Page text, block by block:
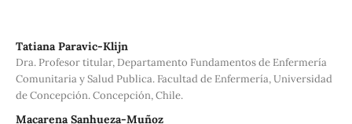
Tatiana Paravic-Klijn
Dra. Profesor titular, Departamento Fundamentos de Enfermería
Comunitaria y Salud Publica. Facultad de Enfermería, Universidad
de Concepción. Concepción, Chile.
Macarena Sanhueza-Muñoz